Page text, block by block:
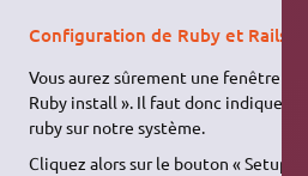
Configuration de Ruby et Rails
Vous aurez sûrement une fenêtre
Ruby install ». Il faut donc indiquer à
ruby sur notre système.
Cliquez alors sur le bouton « Setup